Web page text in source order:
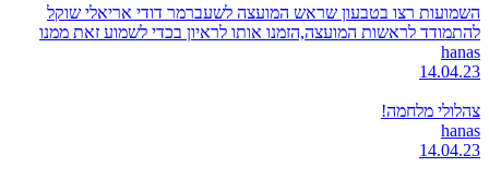
השמועות רצו בטבעון שראש המועצה לשעברמר דודי אריאלי שוקל
להתמודד לראשות המועצה,הזמנו אותו לראיון בכדי לשמוע זאת ממנו
hanas
14.04.23
צהלולי מלחמה!
hanas
14.04.23